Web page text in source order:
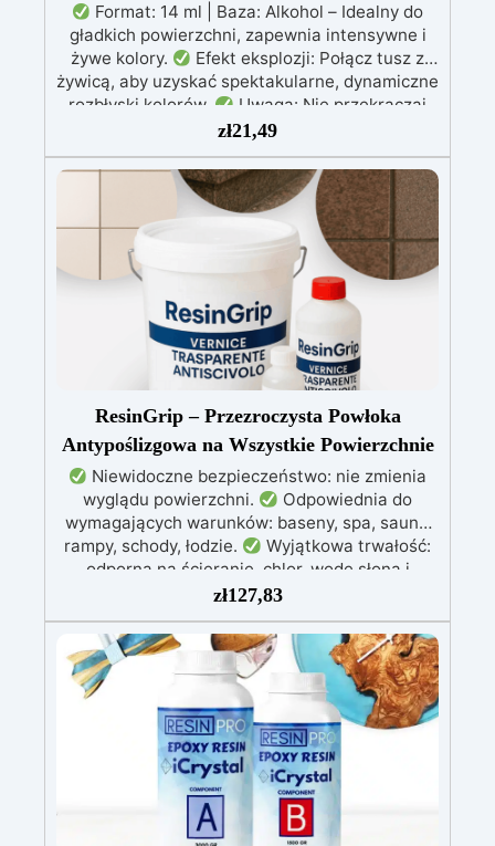
Format: 14 ml | Baza: Alkohol – Idealny do
gładkich powierzchni, zapewnia intensywne i
żywe kolory.
Efekt eksplozji: Połącz tusz z
żywicą, aby uzyskać spektakularne, dynamiczne
rozbłyski kolorów.
Uwaga: Nie przekraczaj
1% tuszu w mieszance, aby zachować
mechaniczną wytrzymałość tworzonego
elementu.
Biały barwnik: Niezbędny do
uzyskania efektu eksplozji – stosowany w
połączeniu z innymi kolorami.
Wszechstronność: Doskonały do tworzenia
unikalnych dzieł sztuki, dodając głębię i
dynamikę powierzchniom z żywicy.
zł21,49
ResinGrip – Przezroczysta Powłoka
Antypoślizgowa na Wszystkie Powierzchnie
Niewidoczne bezpieczeństwo: nie zmienia
wyglądu powierzchni.
Odpowiednia do
wymagających warunków: baseny, spa, sauny,
rampy, schody, łodzie.
Wyjątkowa trwałość:
odporna na ścieranie, chlor, wodę słoną i
warunki atmosferyczne. Średnia żywotność
ponad 10 lat.
Łatwa aplikacja: 3-składnikowy
system gotowy do użycia, naprawia także
drobne pęknięcia i defekty.
Profesjonalne i
certyfikowane rozwiązanie z Deklaracją
Właściwości Użytkowych (DoP).
zł127,83